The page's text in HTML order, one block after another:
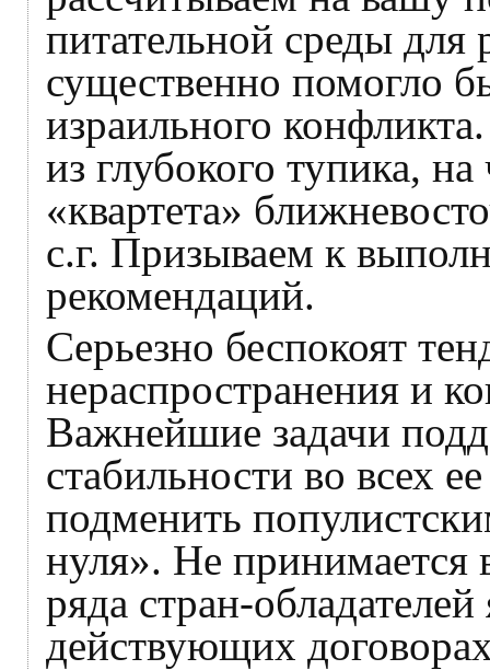
питательной среды для
существенно помогло
израильного
из глубокого тупика,
«квартета»
с.г. Призываем к
рекомендаций.
Серьезно беспокоят
нераспространения и
Важнейшие задачи
стабильности во всех
подменить
нуля». Не принимается
ряда стран-
действующих